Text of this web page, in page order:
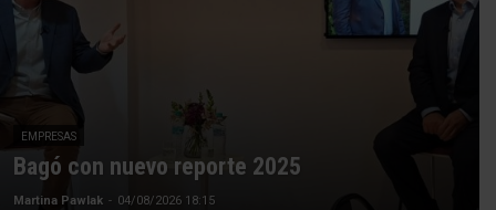
EMPRESAS
Bagó con nuevo reporte 2025
Martina Pawlak - 04/08/2026 18:15